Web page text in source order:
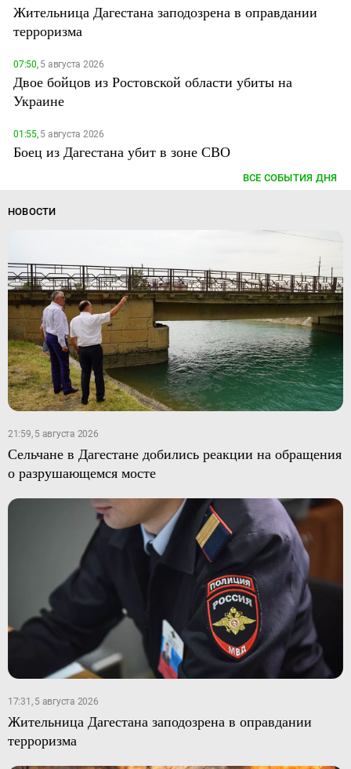
Жительница Дагестана заподозрена в оправдании
терроризма
07:50,5 августа 2026
Двое бойцов из Ростовской области убиты на
Украине
01:55,5 августа 2026
Боец из Дагестана убит в зоне СВО
ВСЕ СОБЫТИЯ ДНЯ
НОВОСТИ
21:59, 5 августа 2026
Сельчане в Дагестане добились реакции на обращения
о разрушающемся мосте
17:31, 5 августа 2026
Жительница Дагестана заподозрена в оправдании
терроризма